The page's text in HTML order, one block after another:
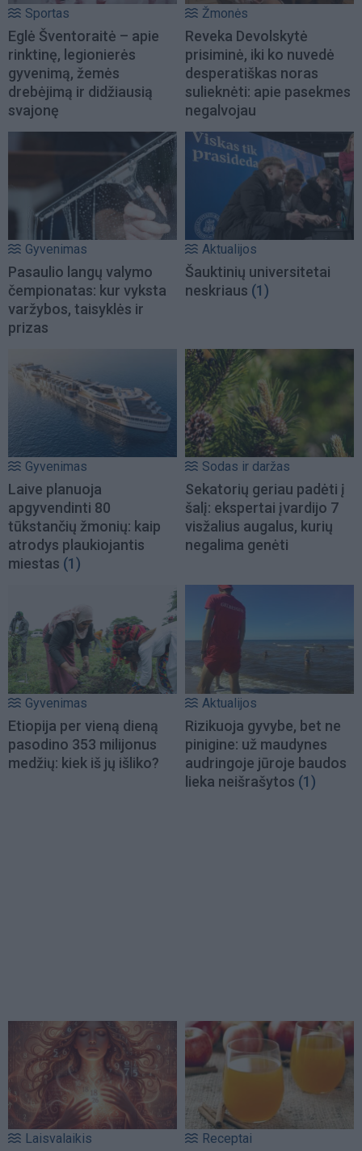
Sportas
Eglė Šventoraitė – apie
rinktinę, legionierės
gyvenimą, žemės
drebėjimą ir didžiausią
svajonę
Žmonės
Reveka Devolskytė
prisiminė, iki ko nuvedė
desperatiškas noras
sulieknėti: apie pasekmes
negalvojau
Gyvenimas
Pasaulio langų valymo
čempionatas: kur vyksta
varžybos, taisyklės ir
prizas
Aktualijos
Šauktinių universitetai
neskriaus (1)
Gyvenimas
Laive planuoja
apgyvendinti 80
tūkstančių žmonių: kaip
atrodys plaukiojantis
miestas (1)
Sodas ir daržas
Sekatorių geriau padėti į
šalį: ekspertai įvardijo 7
visžalius augalus, kurių
negalima genėti
Gyvenimas
Etiopija per vieną dieną
pasodino 353 milijonus
medžių: kiek iš jų išliko?
Aktualijos
Rizikuoja gyvybe, bet ne
pinigine: už maudynes
audringoje jūroje baudos
lieka neišrašytos (1)
Laisvalaikis Receptai